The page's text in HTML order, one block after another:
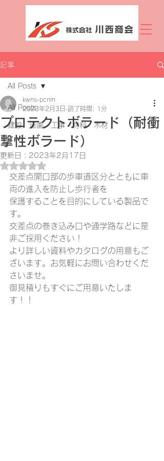
記事
All Posts
建設 造園 工事 材料 木材
All Posts
プロテクトボラード（耐衝
撃性ボラード）
kwns-pcnm
2023年2月3日 読了時間: 1分
更新日： 2023年2月17日
5つ星のうちNaNと評価されています。
交差点開口部の歩車道区分とともに車
両の進入を防止し歩行者を
保護することを目的にしている製品で
す。
交差点の巻き込み口や通学路などに是
非ご採用ください！
より詳しい資料やカタログの用意もご
ざいます。お気軽にお問い合わせくだ
さいませ。
御見積りもすぐにご用意いたしま
す！！